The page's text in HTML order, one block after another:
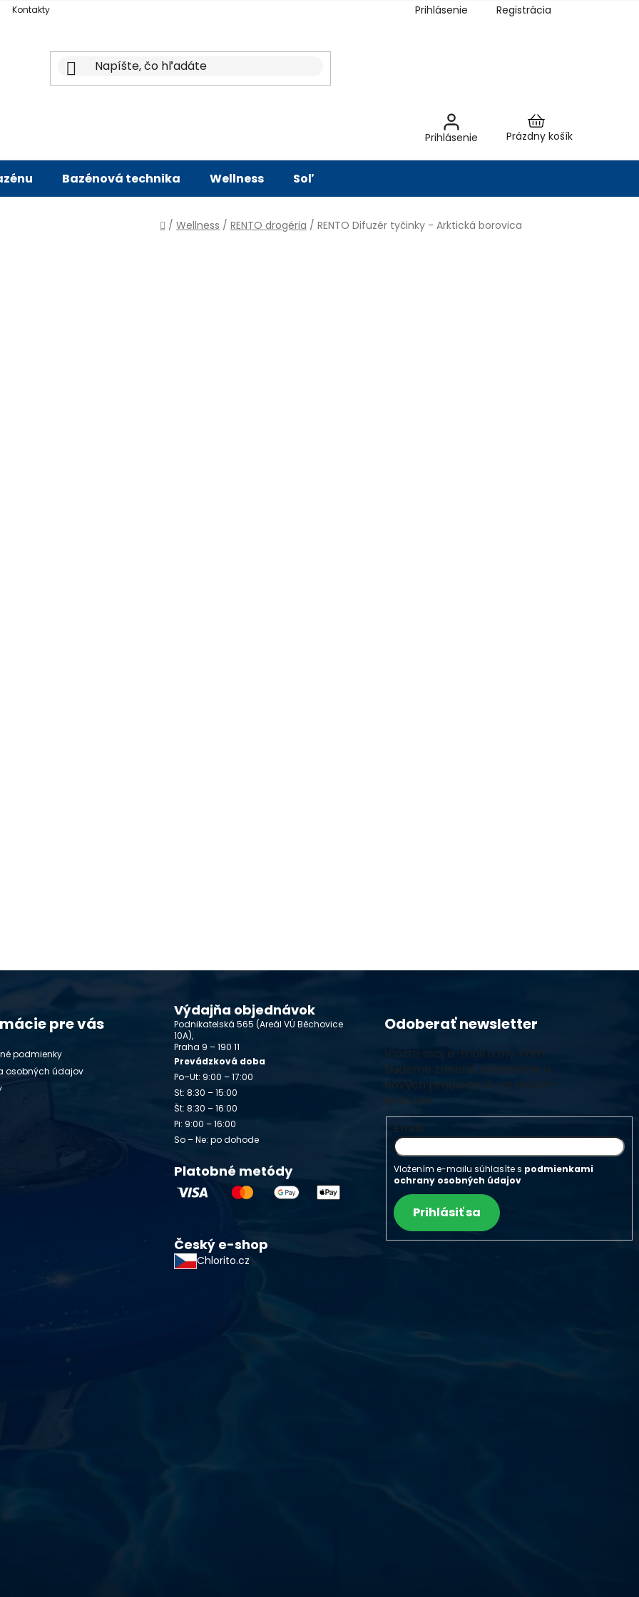
Kontakty Prihlásenie Registrácia
Prihlásenie
Nákupný
Prázdny košík
Bazénová technika Wellness Soľ
Domov
/ Wellness / RENTO drogéria / RENTO Difuzér tyčinky - Arktická borovica
pre vás
podmienky
osobných údajov
Výdajňa objednávok
Podnikatelská 565 (Areál VÚ Běchovice
10A),
Praha 9 – 190 11
Prevádzková doba
Po–Ut: 9:00 – 17:00
St: 8:30 – 15:00
Št: 8:30 – 16:00
Pi: 9:00 – 16:00
So – Ne: po dohode
Platobné metódy
Český e-shop
Chlorito.cz
Odoberať newsletter
Vložte svoj e-mail a my Vám
budeme zasielať informácie o
nových produktoch na našom
e-shope.
Email
Vložením e-mailu súhlasíte s podmienkami
ochrany osobných údajov
Prihlásiť sa
o vodu a
vzdelaním v oblasti čistiarní odpadových
zdokonaľovaním v oblasti starostlivosti o vodu.
vlastnej výroby pre čistú a bezpečnú
na najlepších európskych surovinách a
najvyššiu kvalitu za ceny porovnateľné s
a bezpečnosťou. Presvedčte sa sami o kvalite
kontrolami a testami, a o ich nepochybnej
oázu čistoty s našimi produktmi – pretože voda